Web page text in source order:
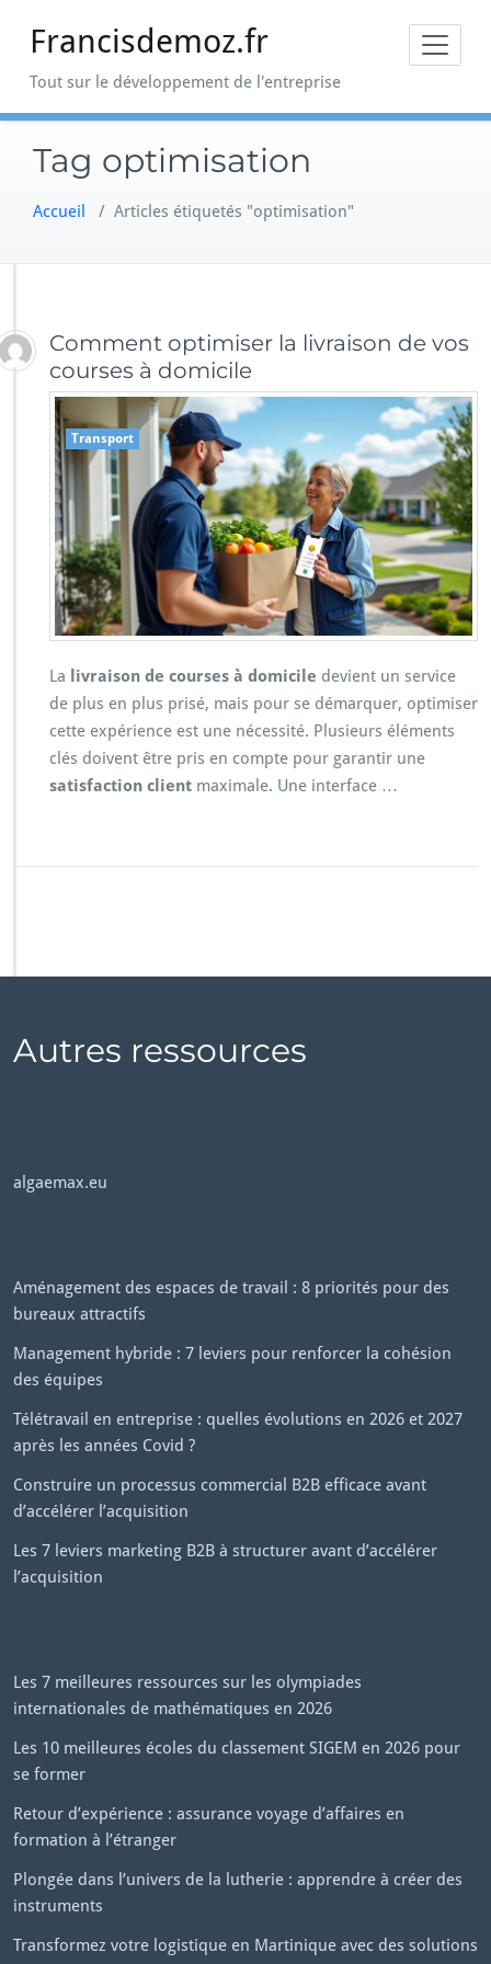
Francisdemoz.fr
Tout sur le développement de l'entreprise
Tag optimisation
Accueil / Articles étiquetés "optimisation"
Comment optimiser la livraison de vos
courses à domicile
Transport
La livraison de courses à domicile devient un service
de plus en plus prisé, mais pour se démarquer, optimiser
cette expérience est une nécessité. Plusieurs éléments
clés doivent être pris en compte pour garantir une
satisfaction client maximale. Une interface …
Autres ressources
algaemax.eu
Aménagement des espaces de travail : 8 priorités pour des
bureaux attractifs
Management hybride : 7 leviers pour renforcer la cohésion
des équipes
Télétravail en entreprise : quelles évolutions en 2026 et 2027
après les années Covid ?
Construire un processus commercial B2B efficace avant
d’accélérer l’acquisition
Les 7 leviers marketing B2B à structurer avant d’accélérer
l’acquisition
Les 7 meilleures ressources sur les olympiades
internationales de mathématiques en 2026
Les 10 meilleures écoles du classement SIGEM en 2026 pour
se former
Retour d’expérience : assurance voyage d’affaires en
formation à l’étranger
Plongée dans l’univers de la lutherie : apprendre à créer des
instruments
Transformez votre logistique en Martinique avec des solutions